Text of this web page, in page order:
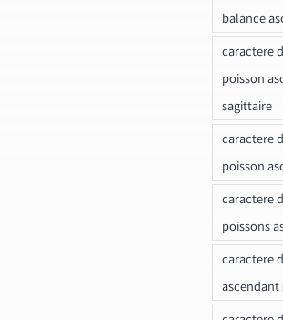
balance
caractere
poisson
sagittaire
caractere
poisson
caractere
poissons
caractere
ascendant